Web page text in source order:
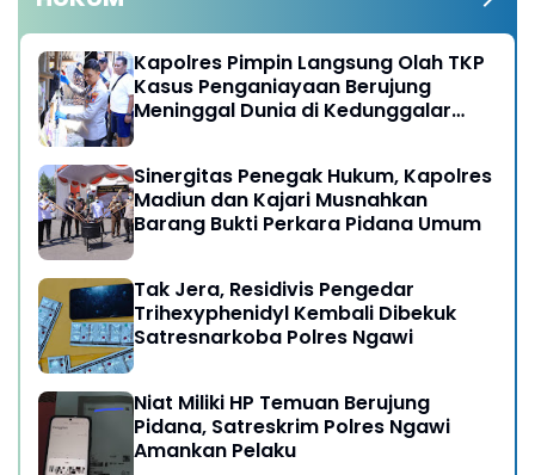
Kapolres Pimpin Langsung Olah TKP
Kasus Penganiayaan Berujung
Meninggal Dunia di Kedunggalar
Sinergitas Penegak Hukum, Kapolres
Madiun dan Kajari Musnahkan
Barang Bukti Perkara Pidana Umum
Tak Jera, Residivis Pengedar
Trihexyphenidyl Kembali Dibekuk
Satresnarkoba Polres Ngawi
Niat Miliki HP Temuan Berujung
Pidana, Satreskrim Polres Ngawi
Amankan Pelaku